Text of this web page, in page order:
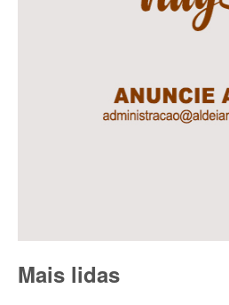
Mais lidas